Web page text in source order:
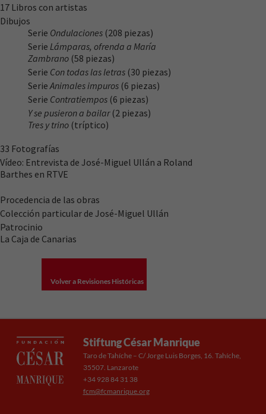
17 Libros con artistas
Dibujos
Serie Ondulaciones (208 piezas)
Serie Lámparas, ofrenda a María
Zambrano (58 piezas)
Serie Con todas las letras (30 piezas)
SerieAnimales impuros (6 piezas)
Serie Contratiempos (6 piezas)
Y se pusieron a bailar(2 piezas)
Tres y trino (tríptico)
33 Fotografías
Vídeo: Entrevista de José-Miguel Ullán a Roland
Barthes en RTVE
Procedencia de las obras
Colección particular de José-Miguel Ullán
Patrocinio
La Caja de Canarias
Volver a Revisiones Históricas
Stiftung César Manrique
Taro de Tahíche – C/ Jorge Luis Borges, 16. Tahíche,
35507. Lanzarote
+34 928 84 31 38
fcm@fcmanrique.org